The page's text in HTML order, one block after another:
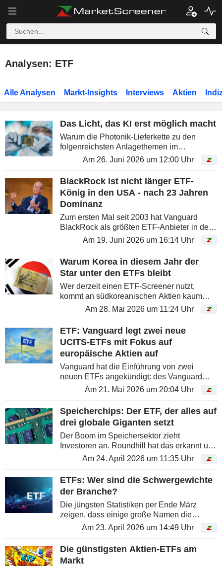
Analysen: ETF
Alle Analysen Markt-Insights Interviews Aktien
Das Licht, das KI erst möglich macht
Warum die Photonik-Lieferkette zu den
folgenreichsten Anlagethemen im
Technologiesektor gehört: Jeder moderne
Präzision, Wellenlänge und
Fokussierbarkeit...
Am 26. Juni 2026 um 12:00 Uhr
BlackRock ist nicht länger ETF-
König in den USA - nach 23 Jahren
Dominanz
Zum ersten Mal seit 2003 hat Vanguard
BlackRock als größten ETF-Anbieter in den
Vereinigten Staaten überholt.
Am 19. Juni 2026 um 16:14 Uhr
Warum Korea in diesem Jahr der
Star unter den ETFs bleibt
Wer derzeit einen ETF-Screener nutzt,
kommt an südkoreanischen Aktien kaum
vorbei. Der KOSPI, Südkoreas Leitindex, hat
verdoppelt und binnen eines Jahres...
Am 28. Mai 2026 um 11:24 Uhr
ETF: Vanguard legt zwei neue
UCITS-ETFs mit Fokus auf
europäische Aktien auf
Vanguard hat die Einführung von zwei
neuen ETFs angekündigt: des Vanguard
FTSE Eurozone UCITS ETF sowie des
Cap UCITS ETF. Die beiden Produkte sollen
Anlegern...
Am 21. Mai 2026 um 20:04 Uhr
Speicherchips: Der ETF, der alles auf
drei globale Giganten setzt
Der Boom im Speichersektor zieht
Investoren an. Roundhill hat das erkannt und
den ersten ETF aufgelegt, der gezielt auf
Speicherchip-Hersteller setzt. Der Markt
honorierte die Initiative: Das...
Am 24. April 2026 um 11:35 Uhr
ETFs: Wer sind die Schwergewichte
der Branche?
Die jüngsten Statistiken per Ende März
zeigen, dass einige große Namen die
Ranglisten weiterhin dominieren - sowohl in
Bezug auf verwaltete Vermögen als auch auf
Mittelzuflüsse.
Am 23. April 2026 um 14:49 Uhr
Die günstigsten Aktien-ETFs am
Markt